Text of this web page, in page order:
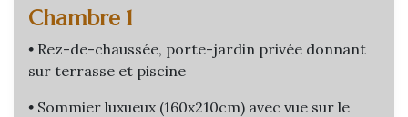
Chambre 1
• Rez-de-chaussée, porte-jardin privée donnant
sur terrasse et piscine
• Sommier luxueux (160x210cm) avec vue sur le